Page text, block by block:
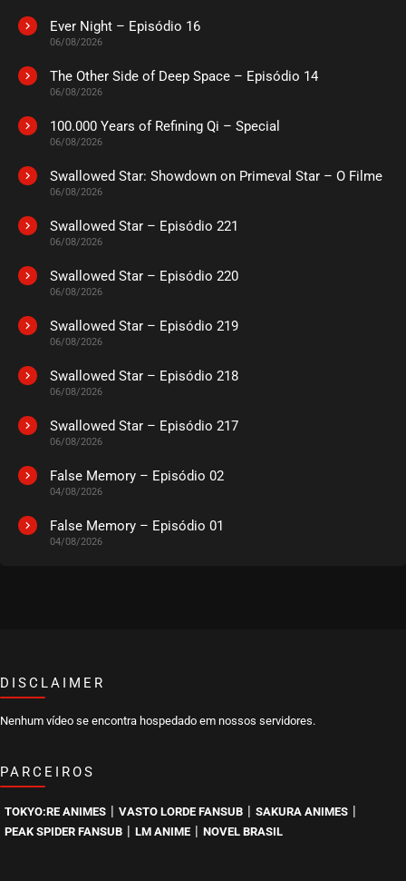
ASSISTIDO
ASSISTIDO
EPISÓDIO 04
ASSISTIDO
EPISÓDIO 03
EPISÓDIO 02
dezembro 28, 2020
dezembro 28, 2020
Ever Night – Episódio 16
06/08/2026
The Other Side of Deep Space – Episódio 14
06/08/2026
100.000 Years of Refining Qi – Special
06/08/2026
Swallowed Star: Showdown on Primeval Star – O Filme
06/08/2026
Swallowed Star – Episódio 221
06/08/2026
Swallowed Star – Episódio 220
06/08/2026
Swallowed Star – Episódio 219
06/08/2026
Swallowed Star – Episódio 218
06/08/2026
Swallowed Star – Episódio 217
06/08/2026
False Memory – Episódio 02
04/08/2026
False Memory – Episódio 01
04/08/2026
DISCLAIMER
Nenhum vídeo se encontra hospedado em nossos servidores.
PARCEIROS
TOKYO:RE ANIMES VASTO LORDE FANSUB SAKURA ANIMES
PEAK SPIDER FANSUB LM ANIME NOVEL BRASIL